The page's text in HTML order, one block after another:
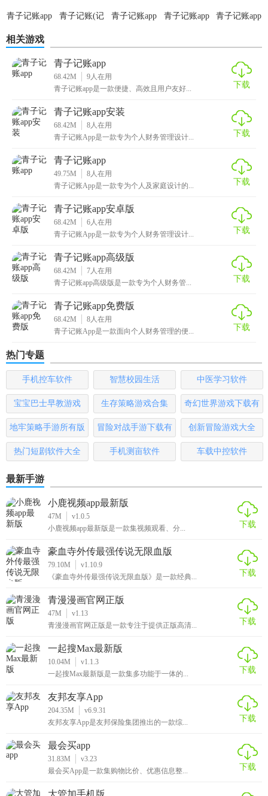
等图表和报告。
3. 设置预算：在“设置”页面选择“月度预算”，设定各分类的预
算限额并保存。
4. 管理账户：在“账户”页面添加银行账户、信用卡等财务信
【青子记账app官网版推荐】
对于需要管理个人财务、记录收支的用户来说，青子记账App
官网版是一个值得推荐的选择。其丰富的功能和简洁的操作
界面能够满足不同用户的需求，帮助用户更好地掌握自己的
财务状况。无论是家庭主妇、上班族还是学生群体，都能通
过这款应用实现轻松记账和财务管理。
青子记账app
青子记账(记
青子记账app
青子记账app
青子记账app
相关游戏
青子记账app
68.42M 9 人在用
青子记账app是一款便捷、高效且用户友好...
下载
青子记账app安装
68.42M 8 人在用
青子记账App是一款专为个人财务管理设计...
下载
青子记账app
49.75M 8 人在用
青子记账App是一款专为个人及家庭设计的...
下载
青子记账app安卓版
68.42M 6 人在用
青子记账App是一款专为个人财务管理设计...
下载
青子记账app高级版
68.42M 7 人在用
青子记账app高级版是一款专为个人财务管...
下载
青子记账app免费版
68.42M 8 人在用
青子记账App是一款面向个人财务管理的便...
下载
热门专题
手机控车软件 智慧校园生活 中医学习软件
宝宝巴士早教游戏 生存策略游戏合集
奇幻世界游戏下载有
哪些
地牢策略手游所有版
本
冒险对战手游下载有
哪些
创新冒险游戏大全
热门短剧软件大全 手机测亩软件 车载中控软件
最新手游
小鹿视频app最新版
47M
v1.0.5
小鹿视频app最新版是一款集视频观看、分...
下载
豪血寺外传最强传说无限血版
79.10M
v1.10.9
《豪血寺外传最强传说无限血版》是一款经典...
下载
青漫漫画官网正版
47M
v1.13
青漫漫画官网正版是一款专注于提供正版高清...
下载
一起搜Max最新版
10.04M
v1.1.3
一起搜Max最新版是一款集多功能于一体的...
下载
友邦友享App
204.35M
v6.9.31
友邦友享App是友邦保险集团推出的一款综...
下载
最会买app
31.83M
v3.23
最会买App是一款集购物比价、优惠信息整...
下载
大管加手机版